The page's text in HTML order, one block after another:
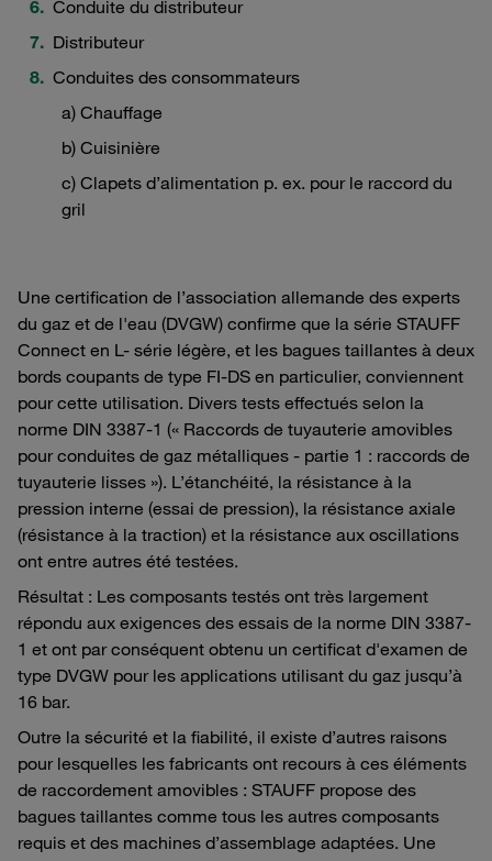
Conduite du distributeur
Distributeur
Conduites des consommateurs
a) Chauffage
b) Cuisinière
c) Clapets d’alimentation p. ex. pour le raccord du
gril
Une certification de l’association allemande des experts
du gaz et de l'eau (DVGW) confirme que la série STAUFF
Connect en L- série légère, et les bagues taillantes à deux
bords coupants de type FI-DS en particulier, conviennent
pour cette utilisation. Divers tests effectués selon la
norme DIN 3387-1 (« Raccords de tuyauterie amovibles
pour conduites de gaz métalliques - partie 1 : raccords de
tuyauterie lisses »). L’étanchéité, la résistance à la
pression interne (essai de pression), la résistance axiale
(résistance à la traction) et la résistance aux oscillations
ont entre autres été testées.
Résultat : Les composants testés ont très largement
répondu aux exigences des essais de la norme DIN 3387-
1 et ont par conséquent obtenu un certificat d'examen de
type DVGW pour les applications utilisant du gaz jusqu’à
16 bar.
Outre la sécurité et la fiabilité, il existe d’autres raisons
pour lesquelles les fabricants ont recours à ces éléments
de raccordement amovibles : STAUFF propose des
bagues taillantes comme tous les autres composants
requis et des machines d’assemblage adaptées. Une